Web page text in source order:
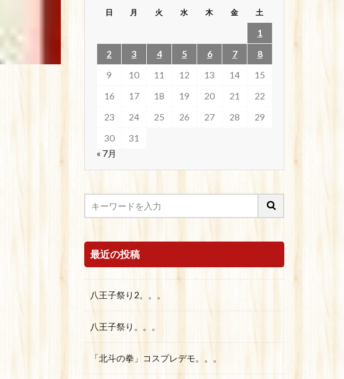
日 月 火 水 木 金 土
1
2
3 4 5 6 7
8
9
10 11 12 13 14
15
16
17 18 19 20 21
22
23
24 25 26 27 28
29
30
31
« 7月
最近の投稿
八王子祭り2。。。
八王子祭り。。。
「北斗の拳」コスプレデモ。。。